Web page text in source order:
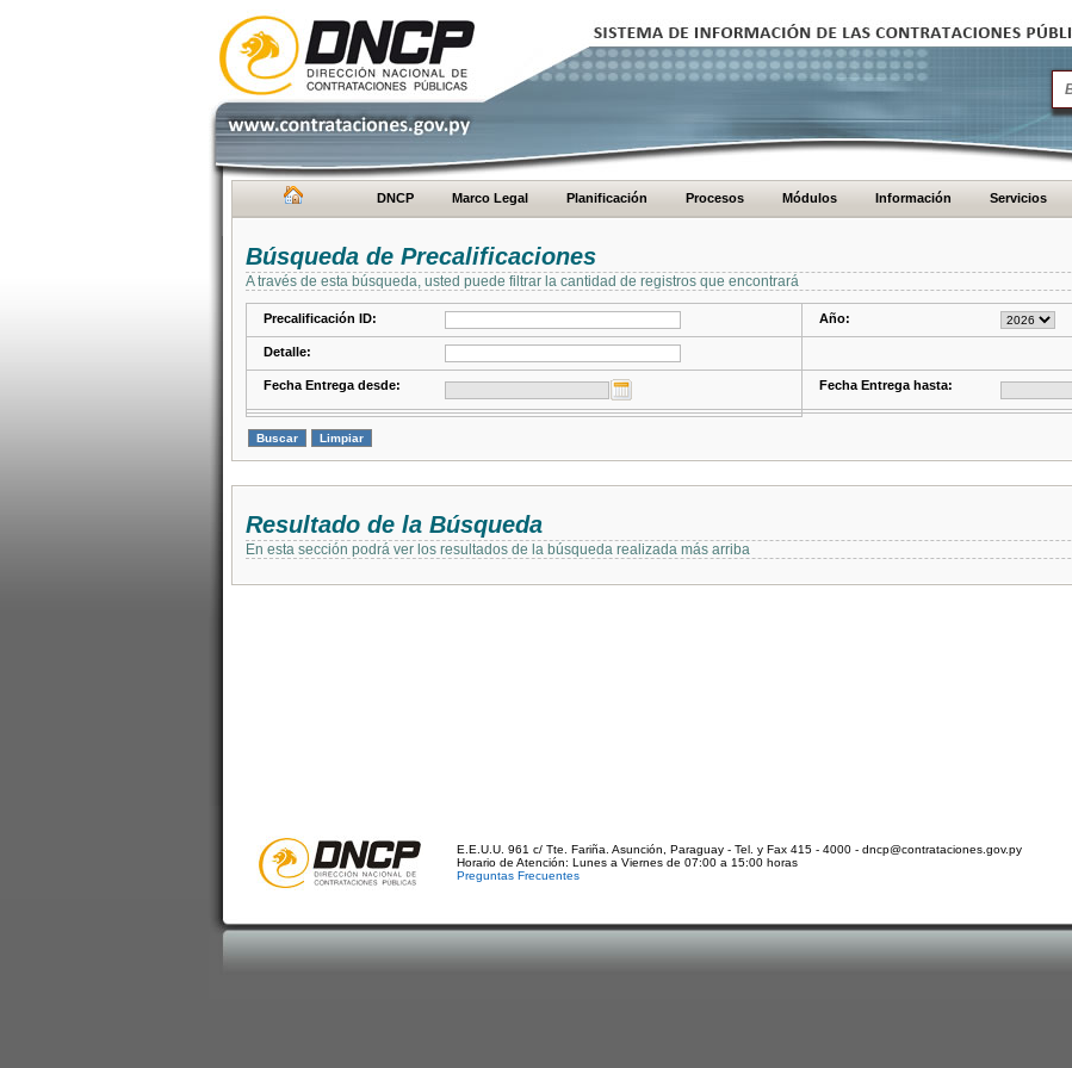
DNCP Marco Legal Planificación Procesos Módulos Información Servicios
Búsqueda de Precalificaciones
A través de esta búsqueda, usted puede filtrar la cantidad de registros que encontrará
Precalificación ID: Año:
Detalle:
Fecha Entrega desde: Fecha Entrega hasta:
Resultado de la Búsqueda
En esta sección podrá ver los resultados de la búsqueda realizada más arriba
E.E.U.U. 961 c/ Tte. Fariña. Asunción, Paraguay - Tel. y Fax 415 - 4000 - dncp@contrataciones.gov.py
Horario de Atención: Lunes a Viernes de 07:00 a 15:00 horas
Preguntas Frecuentes